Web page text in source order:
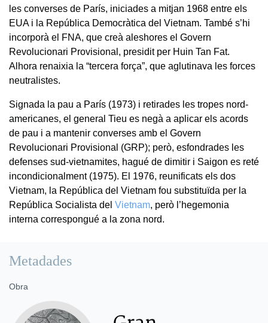
les converses de París, iniciades a mitjan 1968 entre els
EUA i la República Democràtica del Vietnam. També s’hi
incorporà el FNA, que creà aleshores el Govern
Revolucionari Provisional, presidit per Huin Tan Fat.
Alhora renaixia la “tercera força”, que aglutinava les forces
neutralistes.
Signada la pau a París (1973) i retirades les tropes nord-
americanes, el general Tieu es negà a aplicar els acords
de pau i a mantenir converses amb el Govern
Revolucionari Provisional (GRP); però, esfondrades les
defenses sud-vietnamites, hagué de dimitir i Saigon es reté
incondicionalment (1975). El 1976, reunificats els dos
Vietnam, la República del Vietnam fou substituïda per la
República Socialista del Vietnam, però l’hegemonia
interna correspongué a la zona nord.
Metadades
Obra